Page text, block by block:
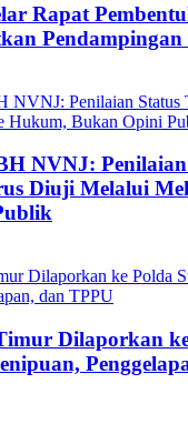
Rapat
NVNJ:
Diuji Melalui
Dilaporkan ke